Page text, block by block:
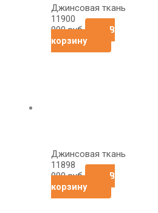
Джинсовая ткань
11900
990руб
В
корзину
Джинсовая ткань
11898
990руб
В
корзину